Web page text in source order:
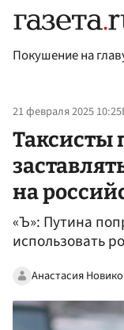
Покушение на
21 февраля 2025 10:25
Таксисты
на
«Ъ»: Путина
использовать
Анастасия